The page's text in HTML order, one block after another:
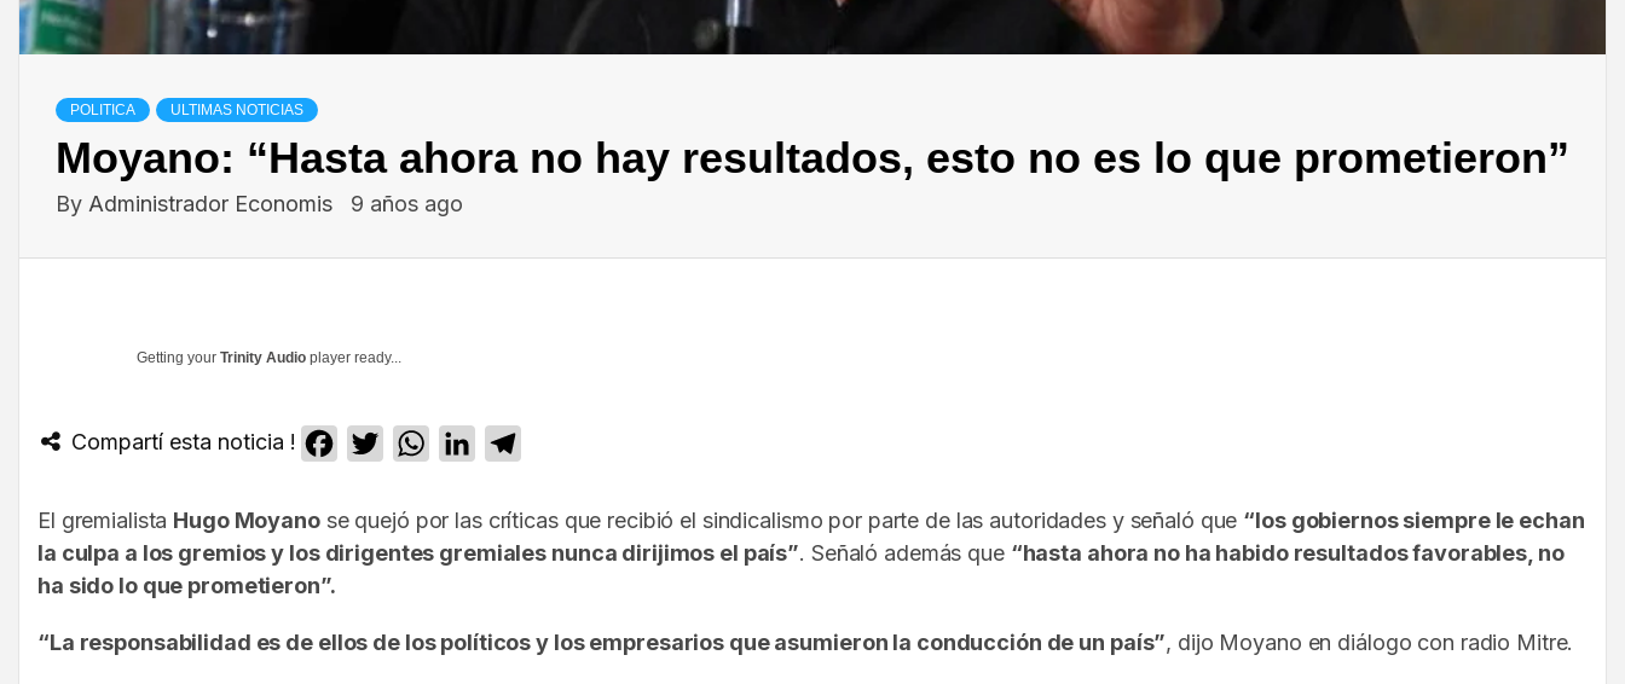
POLITICA ULTIMAS NOTICIAS
Moyano: “Hasta ahora no hay resultados, esto no es lo que prometieron”
By Administrador Economis 9 años ago
Getting your Trinity Audio player ready...
Compartí esta noticia ! Facebook
TwitterWhatsApp
LinkedIn
El gremialista Hugo Moyanose quejó por las críticas que recibió el sindicalismo por parte de las autoridades y señaló que “los gobiernos siempre le echan
la culpa a los gremios y los dirigentes gremiales nunca dirijimos el país”. Señaló además que “hasta ahora no ha habido resultados favorables, no
ha sido lo que prometieron”.
“La responsabilidad es de ellos de los políticos y los empresarios que asumieron la conducción de un país”, dijo Moyano en diálogo con radio Mitre.